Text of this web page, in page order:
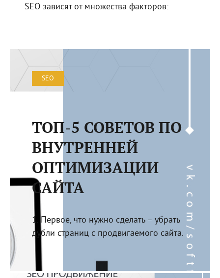
SEO зависят от множества факторов:
SEO
ТОП-5 СОВЕТОВ ПО
ВНУТРЕННЕЙ
ОПТИМИЗАЦИИ
САЙТА
1. Первое, что нужно сделать – убрать
дубли страниц с продвигаемого сайта.